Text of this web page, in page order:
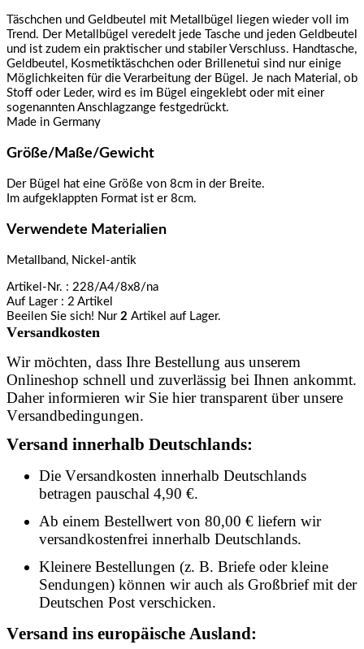
Täschchen und Geldbeutel mit Metallbügel liegen wieder voll im
Trend. Der Metallbügel veredelt jede Tasche und jeden Geldbeutel
und ist zudem ein praktischer und stabiler Verschluss. Handtasche,
Geldbeutel, Kosmetiktäschchen oder Brillenetui sind nur einige
Möglichkeiten für die Verarbeitung der Bügel. Je nach Material, ob
Stoff oder Leder, wird es im Bügel eingeklebt oder mit einer
sogenannten Anschlagzange festgedrückt.
Made in Germany
Größe/Maße/Gewicht
Der Bügel hat eine Größe von 8cm in der Breite.
Im aufgeklappten Format ist er 8cm.
Verwendete Materialien
Metallband, Nickel-antik
Artikel-Nr. : 228/A4/8x8/na
Auf Lager : 2 Artikel
Beeilen Sie sich! Nur 2 Artikel auf Lager.
Versandkosten
Wir möchten, dass Ihre Bestellung aus unserem
Onlineshop schnell und zuverlässig bei Ihnen ankommt.
Daher informieren wir Sie hier transparent über unsere
Versandbedingungen.
Versand innerhalb Deutschlands:
Die Versandkosten innerhalb Deutschlands
betragen pauschal 4,90 €.
Ab einem Bestellwert von 80,00 € liefern wir
versandkostenfrei innerhalb Deutschlands.
Kleinere Bestellungen (z. B. Briefe oder kleine
Sendungen) können wir auch als Großbrief mit der
Deutschen Post verschicken.
Versand ins europäische Ausland: